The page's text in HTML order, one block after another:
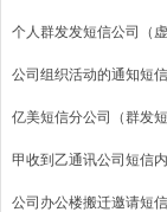
个人群发发短信公司（
公司组织活动的通知短
亿美短信分公司（群发短
甲收到乙通讯公司短信
公司办公楼搬迁邀请短